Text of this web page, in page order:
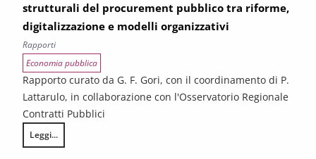
strutturali del procurement pubblico tra riforme,
digitalizzazione e modelli organizzativi
Rapporti
Economia pubblica
Rapporto curato da G. F. Gori, con il coordinamento di P.
Lattarulo, in collaborazione con l'Osservatorio Regionale
Contratti Pubblici
Leggi...
I CONTRATTI PUBBLICI AL TERMINE DEL PNRR – Andamento